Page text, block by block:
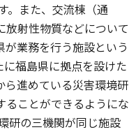
。また、交流棟（通
射性物質などについて
業務を行う施設という
福島県に拠点を設けた
ら進めている災害環境研
ることができるようにな
研の三機関が同じ施設